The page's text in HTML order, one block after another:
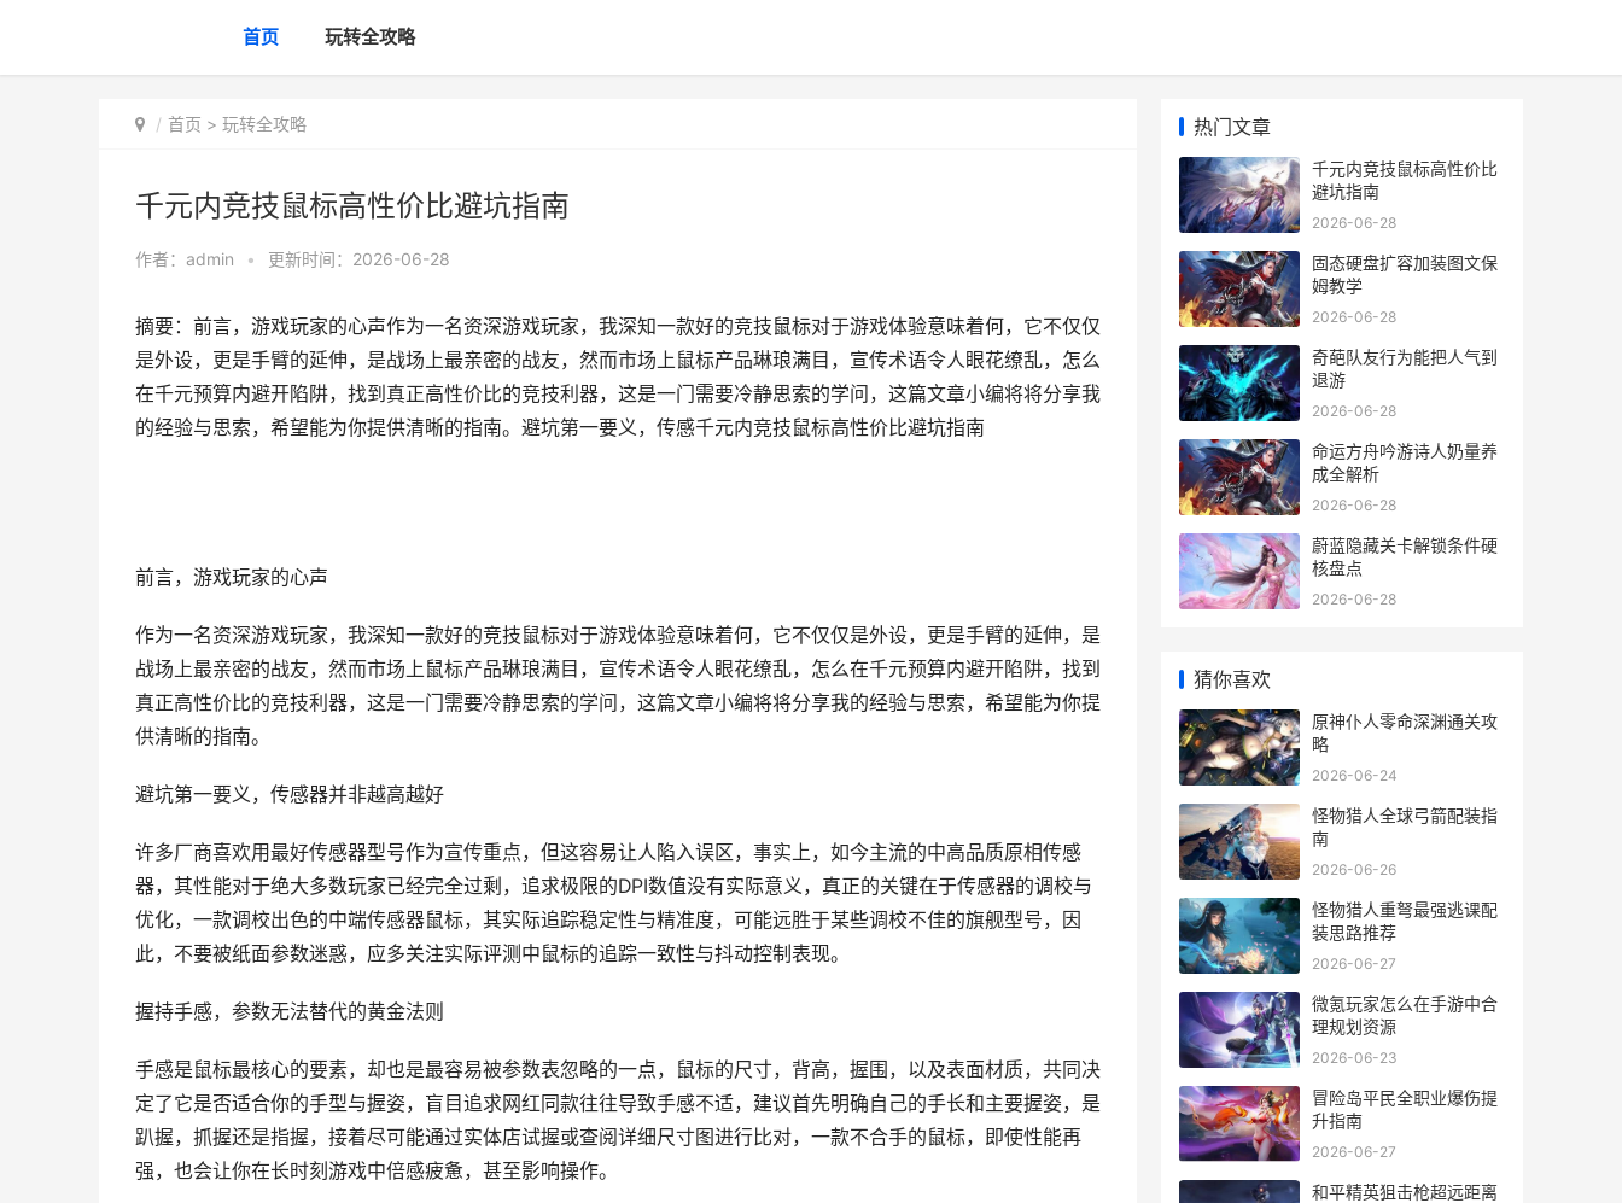
首页 玩转全攻略
首页 > 玩转全攻略
千元内竞技鼠标高性价比避坑指南
作者： admin • 更新时间：2026-06-28
摘要：前言，游戏玩家的心声作为一名资深游戏玩家，我深知一款好的竞技鼠标对于游戏体验意味着何，它不仅仅
是外设，更是手臂的延伸，是战场上最亲密的战友，然而市场上鼠标产品琳琅满目，宣传术语令人眼花缭乱，怎么
在千元预算内避开陷阱，找到真正高性价比的竞技利器，这是一门需要冷静思索的学问，这篇文章小编将将分享我
的经验与思索，希望能为你提供清晰的指南。避坑第一要义，传感千元内竞技鼠标高性价比避坑指南
前言，游戏玩家的心声
作为一名资深游戏玩家，我深知一款好的竞技鼠标对于游戏体验意味着何，它不仅仅是外设，更是手臂的延伸，是
战场上最亲密的战友，然而市场上鼠标产品琳琅满目，宣传术语令人眼花缭乱，怎么在千元预算内避开陷阱，找到
真正高性价比的竞技利器，这是一门需要冷静思索的学问，这篇文章小编将将分享我的经验与思索，希望能为你提
供清晰的指南。
避坑第一要义，传感器并非越高越好
许多厂商喜欢用最好传感器型号作为宣传重点，但这容易让人陷入误区，事实上，如今主流的中高品质原相传感
器，其性能对于绝大多数玩家已经完全过剩，追求极限的DPI数值没有实际意义，真正的关键在于传感器的调校与
优化，一款调校出色的中端传感器鼠标，其实际追踪稳定性与精准度，可能远胜于某些调校不佳的旗舰型号，因
此，不要被纸面参数迷惑，应多关注实际评测中鼠标的追踪一致性与抖动控制表现。
握持手感，参数无法替代的黄金法则
手感是鼠标最核心的要素，却也是最容易被参数表忽略的一点，鼠标的尺寸，背高，握围，以及表面材质，共同决
定了它是否适合你的手型与握姿，盲目追求网红同款往往导致手感不适，建议首先明确自己的手长和主要握姿，是
趴握，抓握还是指握，接着尽可能通过实体店试握或查阅详细尺寸图进行比对，一款不合手的鼠标，即使性能再
强，也会让你在长时刻游戏中倍感疲惫，甚至影响操作。
热门文章
千元内竞技鼠标高性价比
避坑指南
2026-06-28
固态硬盘扩容加装图文保
姆教学
2026-06-28
奇葩队友行为能把人气到
退游
2026-06-28
命运方舟吟游诗人奶量养
成全解析
2026-06-28
蔚蓝隐藏关卡解锁条件硬
核盘点
2026-06-28
猜你喜欢
原神仆人零命深渊通关攻
略
2026-06-24
怪物猎人全球弓箭配装指
南
2026-06-26
怪物猎人重弩最强逃课配
装思路推荐
2026-06-27
微氪玩家怎么在手游中合
理规划资源
2026-06-23
冒险岛平民全职业爆伤提
升指南
2026-06-27
和平精英狙击枪超远距离